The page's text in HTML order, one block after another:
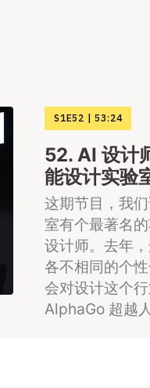
S1E52 53:24
52. AI 设计
能设计实验
这期节目，我
室有个最著名
设计师。去年
各不相同的个
会对设计这个
AlphaGo 超越